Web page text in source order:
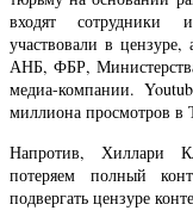
входят сотрудники
участвовали в
АНБ, ФБР,
медиа-компании.
миллиона просмотров в
Напротив, Хиллари
потеряем полный
подвергать цензуре